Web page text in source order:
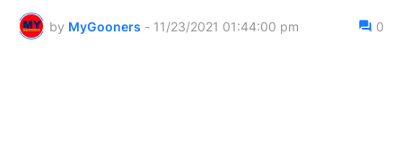
by MyGooners - 11/23/2021 01:44:00 pm 0